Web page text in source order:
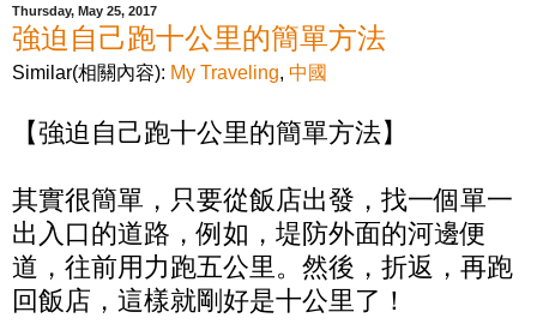
Thursday, May 25, 2017
強迫自己跑十公里的簡單方法
Similar(相關內容): My Traveling, 中國
【強迫自己跑十公里的簡單方法】
其實很簡單，只要從飯店出發，找一個單一
出入口的道路，例如，堤防外面的河邊便
道，往前用力跑五公里。然後，折返，再跑
回飯店，這樣就剛好是十公里了！